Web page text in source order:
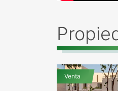
Venta